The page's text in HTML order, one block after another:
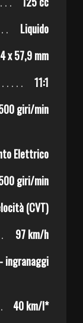
Liquido
x 57,9 mm
11:1
giri/min
Elettrico
giri/min
(CVT)
97 km/h
ingranaggi
40 km/l*